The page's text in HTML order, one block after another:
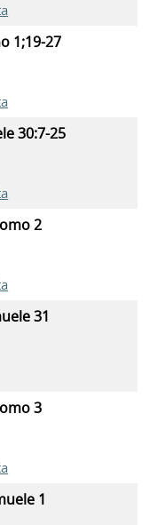
1;19-27
30:7-25
2
31
3
1